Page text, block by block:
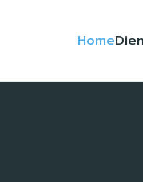
Home